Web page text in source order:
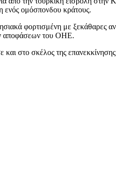
ενός ομόσπονδου κράτους.
φορτισμένη με ξεκάθαρες
αποφάσεων του ΟΗΕ.
στο σκέλος της